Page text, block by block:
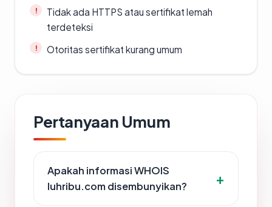
Tidak ada HTTPS atau sertifikat lemah
terdeteksi
Otoritas sertifikat kurang umum
Pertanyaan Umum
Apakah informasi WHOIS
luhribu.com disembunyikan?